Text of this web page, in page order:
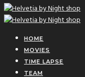
HOME
MOVIES
TIME LAPSE
TEAM